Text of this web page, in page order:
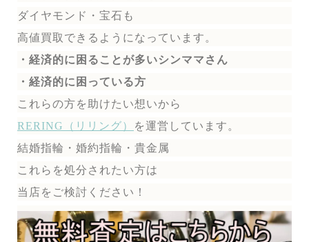
ダイヤモンド・宝石も
高値買取できるようになっています。
・経済的に困ることが多いシンママさん
・経済的に困っている方
これらの方を助けたい想いから
RERING（リリング）
を運営しています。
結婚指輪・婚約指輪・貴金属
これらを処分されたい方は
当店をご検討ください！